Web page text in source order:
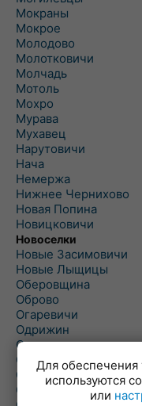
Мокраны
Мокрое
Молодово
Молотковичи
Молчадь
Мотоль
Мохро
Мурава
Мухавец
Нарутовичи
Нача
Немержа
Нижнее Чернихово
Новая Попина
Новицковичи
Новоселки
Новые Засимовичи
Новые Лыщицы
Оберовщина
Оброво
Огаревичи
Одрижин
Оздамичи
Озяты
Олтуш
Ольманы
Для обеспечения
используются
или